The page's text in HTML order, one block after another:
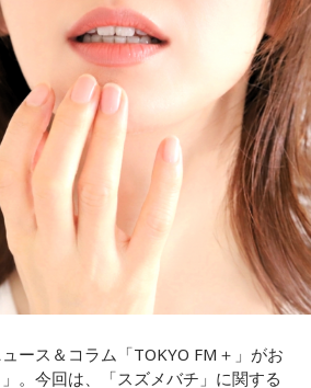
ラは「ぐりんぴーすさんが言っている
の子たちだと思うんですけど……たぶ
に挨拶していないと思います」と苦笑
の？」と尋ねると、カミムラは「こん
ですけど、（ぐりんぴーすさんが）ど
いないんだと思います」と正直に語り
でもさ、この世界に入ったら俺だって
からない人にも一応挨拶するじゃな
ないからさ」と持論を語ります。その
すね」とリアルな実情を明かしま
ース＆コラム「TOKYO FM＋」がお
。今回は、「スズメバチ」に関する